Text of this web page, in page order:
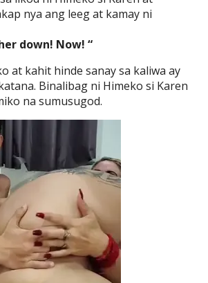
nya ang leeg at kamay ni
down! Now! “
at kahit hinde sanay sa kaliwa ay
Binalibag ni Himeko si Karen
na sumusugod.